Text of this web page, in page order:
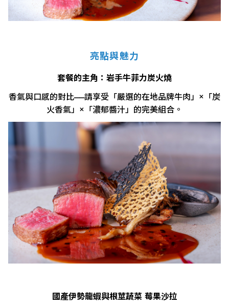
亮點與魅力
套餐的主角：岩手牛菲力炭火燒
香氣與口感的對比——請享受「嚴選的在地品牌牛肉」×「炭
火香氣」×「濃郁醬汁」的完美組合。
國產伊勢龍蝦與根莖蔬菜 莓果沙拉